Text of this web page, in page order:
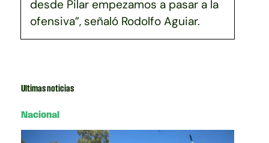
desde Pilar empezamos a pasar a la
ofensiva”, señaló Rodolfo Aguiar.
Ultimas noticias
Nacional